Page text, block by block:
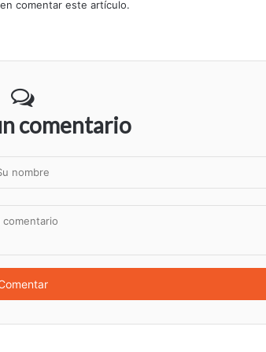
comentar este artículo.
comentario